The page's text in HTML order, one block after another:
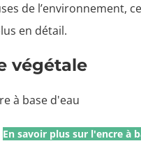
de l’environnement,
en détail.
végétale
En savoir plus sur l'encre à